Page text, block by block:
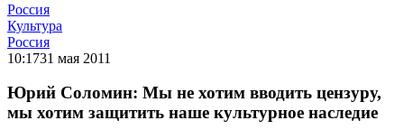
Россия
Культура
Россия
10:1731 мая 2011
Юрий Соломин: Мы не хотим вводить цензуру,
мы хотим защитить наше культурное наследие